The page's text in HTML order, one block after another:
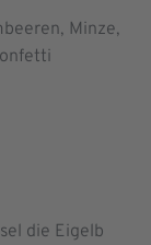
Minze,
die Eigelb